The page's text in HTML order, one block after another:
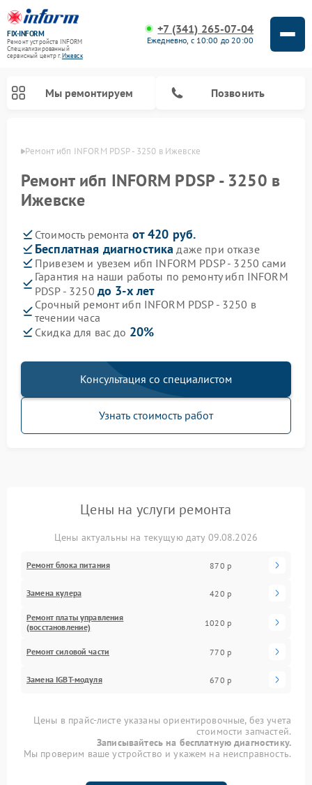
FIX-INFORM
Ремонт устройств INFORM
Специализированный
cервисный центр г.Ижевск
+7 (341) 265-07-04
Ежедневно, с 10:00 до 20:00
Мы ремонтируем Позвонить
Ремонт ибп INFORM PDSP - 3250 в Ижевске
Ремонт ибп INFORM PDSP - 3250 в
Ижевске
Стоимость ремонта от 420 руб.
Бесплатная диагностика даже при отказе
Привезем и увезем ибп INFORM PDSP - 3250 сами
Гарантия на наши работы по ремонту ибп INFORM
PDSP - 3250 до 3-х лет
Срочный ремонт ибп INFORM PDSP - 3250 в
течении часа
Скидка для вас до 20%
Консультация со специалистом
Узнать стоимость работ
Цены на услуги ремонта
Цены актуальны на текущую дату 09.08.2026
Ремонт блока питания 870 р
Замена кулера 420 р
Ремонт платы управления
(восстановление)
1020 р
Ремонт силовой части 770 р
Замена IGBT-модуля 670 р
Цены в прайс-листе указаны ориентировочные, без учета
стоимости запчастей.
Записывайтесь на бесплатную диагностику.
Мы проверим ваше устройство и укажем на неисправность.